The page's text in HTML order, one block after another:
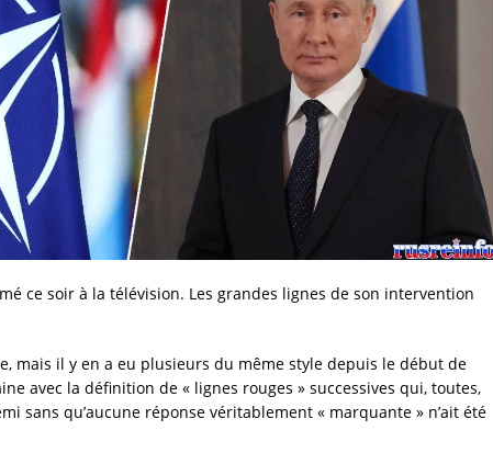
ce soir à la télévision. Les grandes lignes de son intervention
mais il y en a eu plusieurs du même style depuis le début de
avec la définition de « lignes rouges » successives qui, toutes,
sans qu’aucune réponse véritablement « marquante » n’ait été